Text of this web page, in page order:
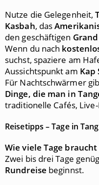
Nutze die Gelegenheit,
Kasbah, das
den geschäftigen
Wenn du nach
suchst, spaziere am
Aussichtspunkt am Kap
Für Nachtschwärmer
Dinge, die man in
traditionelle Cafés,
Reisetipps – Tage in
Wie viele Tage
Zwei bis drei Tage
Rundreise beginnst.